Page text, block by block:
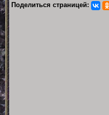
Поделиться страницей: